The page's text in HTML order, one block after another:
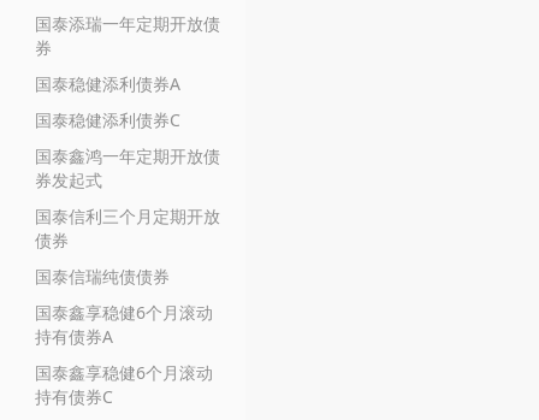
国泰添瑞一年定期开放债
券
国泰稳健添利债券A
国泰稳健添利债券C
国泰鑫鸿一年定期开放债
券发起式
国泰信利三个月定期开放
债券
国泰信瑞纯债债券
国泰鑫享稳健6个月滚动
持有债券A
国泰鑫享稳健6个月滚动
持有债券C